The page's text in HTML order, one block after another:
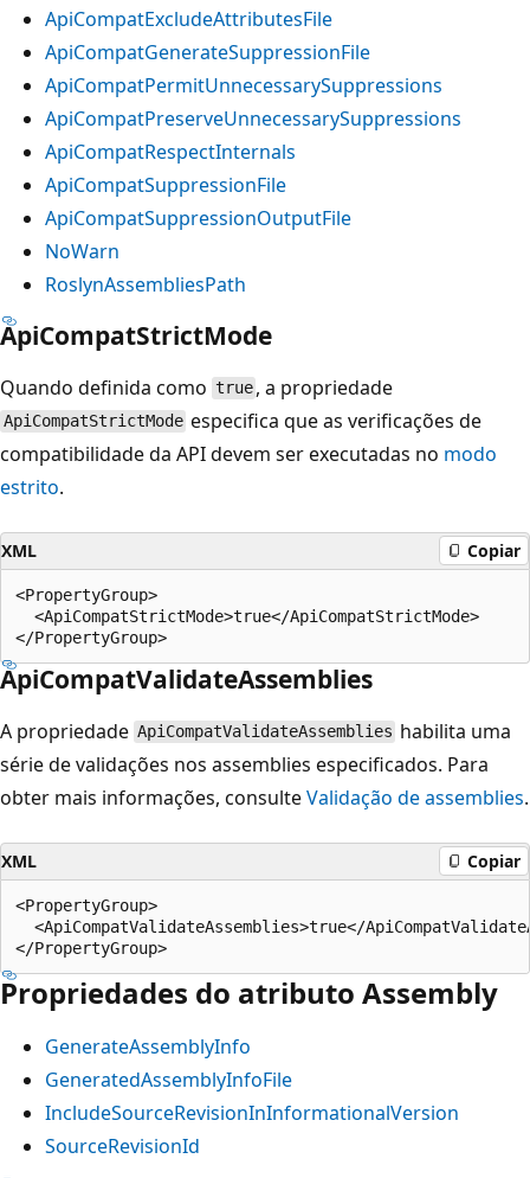
ApiCompatExcludeAttributesFile
ApiCompatGenerateSuppressionFile
ApiCompatPermitUnnecessarySuppressions
ApiCompatPreserveUnnecessarySuppressions
ApiCompatRespectInternals
ApiCompatSuppressionFile
ApiCompatSuppressionOutputFile
NoWarn
RoslynAssembliesPath
ApiCompatStrictMode
Quando definida como true , a propriedade
ApiCompatStrictMode especifica que as verificações de
compatibilidade da API devem ser executadas no modo
estrito.
XML Copiar
<PropertyGroup>
  <ApiCompatStrictMode>true</ApiCompatStrictMode>
ApiCompatValidateAssemblies
A propriedade ApiCompatValidateAssemblies habilita uma
série de validações nos assemblies especificados. Para
obter mais informações, consulteValidação de assemblies.
XML Copiar
<PropertyGroup>
<ApiCompatValidateAssemblies>true</
Propriedades do atributo Assembly
GenerateAssemblyInfo
GeneratedAssemblyInfoFile
IncludeSourceRevisionInInformationalVersion
SourceRevisionId